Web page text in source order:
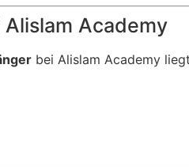
Academy
bei Alislam Academy